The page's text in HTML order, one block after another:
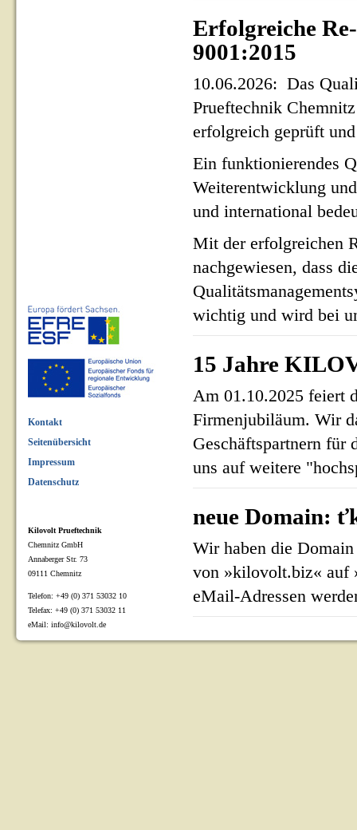
Erfolgreiche
9001:2015
10.06.2026: Das
Prueftechnik
erfolgreich geprüft
Ein funktionierendes
Weiterentwicklung
und international
Mit der erfolgreichen
nachgewiesen, dass
wichtig und wird bei
15 Jahre
Am 01.10.2025 feiert
Firmenjubiläum. Wir
Geschäftspartnern für
uns auf weitere
neue Domain:
Wir haben die
von »kilovolt.biz« auf
eMail-Adressen
Kontakt
Seitenübersicht
Impressum
Datenschutz
Kilovolt Prueftechnik
Chemnitz GmbH
Annaberger Str. 73
09111 Chemnitz
Telefon: +49 (0) 371 53032 10
Telefax: +49 (0) 371 53032 11
eMail: info@kilovolt.de